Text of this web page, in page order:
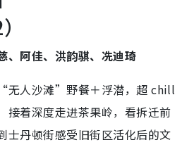
、阿佳、洪韵骐、冼迪琦
无人沙滩”野餐＋浮潜，超 chill
接着深度走进茶果岭，看拆迁前
士丹顿街感受旧街区活化后的文